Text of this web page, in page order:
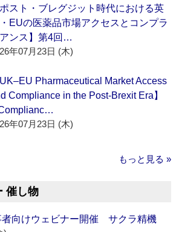
ポスト・ブレグジット時代における英
EUの医薬品市場アクセスとコンプラ
ンス】第4回…
年07月23日 (木)
UK–EU Pharmaceutical Market Access
Compliance in the Post-Brexit Era】
年07月23日 (木)
もっと見る »
催し物
者向けウェビナー開催 サクラ精機